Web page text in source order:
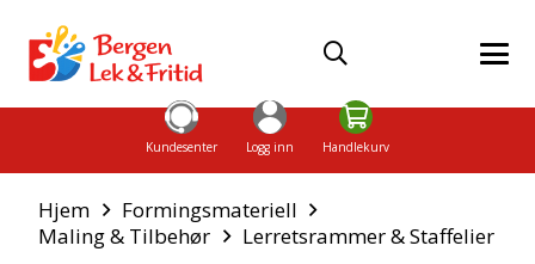
Kundesenter Logg inn Handlekurv
Hjem
Formingsmateriell
Maling & Tilbehør
Lerretsrammer & Staffelier